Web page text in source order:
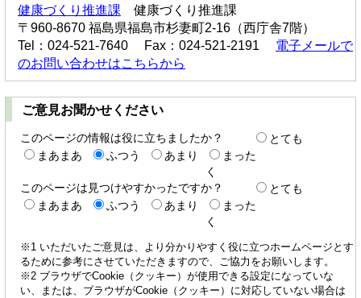
健康づくり推進課 健康づくり推進課
〒960-8670 福島県福島市杉妻町2-16（西庁舎7階）
Tel：024-521-7640 Fax：024-521-2191 電子メールで
のお問い合わせはこちらから
ご意見お聞かせください
このページの情報は役に立ちましたか？
とても
まあまあ
ふつう あまり
まった
く
このページは見つけやすかったですか？
とても
まあまあ
ふつう あまり
まった
く
※1 いただいたご意見は、より分かりやすく役に立つホームページとす
るために参考にさせていただきますので、ご協力をお願いします。
※2 ブラウザでCookie（クッキー）が使用できる設定になっていな
い、または、ブラウザがCookie（クッキー）に対応していない場合は